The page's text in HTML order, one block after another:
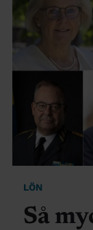
LÖN
Så